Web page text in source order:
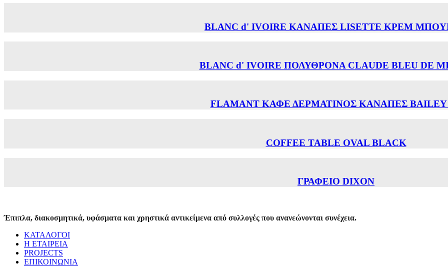
BLANC d' IVOIRE ΚΑΝΑΠΕΣ LISETTE ΚΡΕΜ
BLANC d' IVOIRE ΠΟΛΥΘΡΟΝΑ CLAUDE BLEU DE
FLAMANT ΚΑΦΕ ΔΕΡΜΑΤΙΝΟΣ ΚΑΝΑΠΕΣ BAILEY
COFFEE TABLE OVAL BLACK
ΓΡΑΦΕΙΟ DIXON
Έπιπλα, διακοσμητικά, υφάσματα και χρηστικά αντικείμενα από συλλογές που ανανεώνονται συνέχεια.
ΚΑΤΑΛΟΓΟΙ
Η ΕΤΑΙΡΕΙΑ
PROJECTS
ΕΠΙΚΟΙΝΩΝΙΑ